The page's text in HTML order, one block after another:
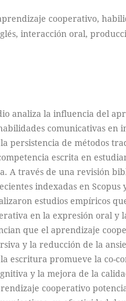
cooperativo,
interacción oral,
analiza la influencia del
comunicativas en
persistencia de métodos
escrita en
A través de una revisión
indexadas en Scopus
estudios empíricos
en la expresión oral y
que el aprendizaje
y la reducción de la
escritura promueve la co-
y la mejora de la
cooperativo